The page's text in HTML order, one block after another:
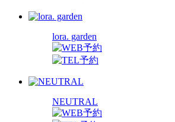
lora. garden
NEUTRAL